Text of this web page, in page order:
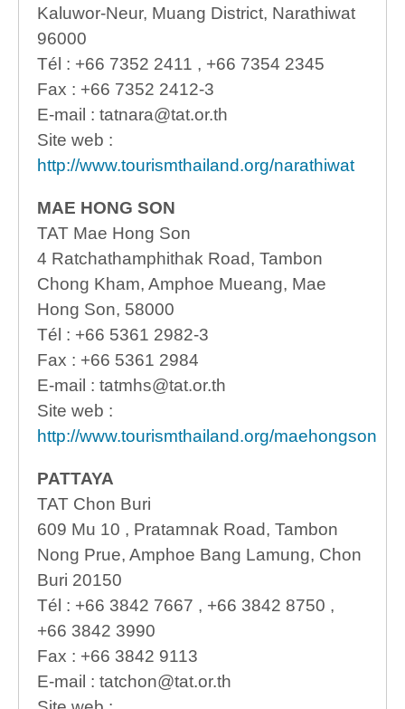
Kaluwor-Neur, Muang District, Narathiwat
96000
Tél : +66 7352 2411 , +66 7354 2345
Fax : +66 7352 2412-3
E-mail : tatnara@tat.or.th
Site web :
http://www.tourismthailand.org/narathiwat
MAE HONG SON
TAT Mae Hong Son
4 Ratchathamphithak Road, Tambon
Chong Kham, Amphoe Mueang, Mae
Hong Son, 58000
Tél : +66 5361 2982-3
Fax : +66 5361 2984
E-mail : tatmhs@tat.or.th
Site web :
http://www.tourismthailand.org/maehongson
PATTAYA
TAT Chon Buri
609 Mu 10 , Pratamnak Road, Tambon
Nong Prue, Amphoe Bang Lamung, Chon
Buri 20150
Tél : +66 3842 7667 , +66 3842 8750 ,
+66 3842 3990
Fax : +66 3842 9113
E-mail : tatchon@tat.or.th